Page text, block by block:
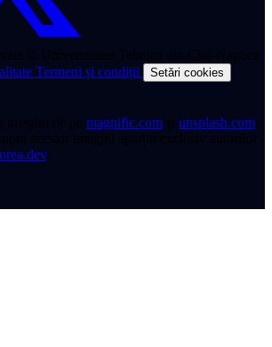
Termeni și condiții
Setări cookies
magnific.com unsplash.com
.